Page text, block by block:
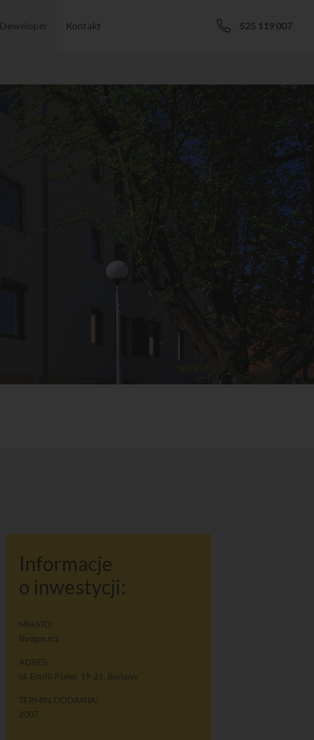
Deweloper Kontakt 525 119 007
Informacje
o inwestycji:
MIASTO:
Bydgoszcz
ADRES:
ul. Emilii Plater 19-21, Bielawy
TERMIN ODDANIA:
2007